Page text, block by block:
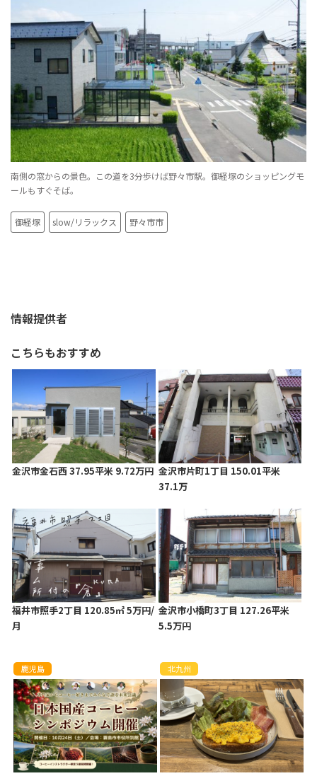
南側の窓からの景色。この道を3分歩けば野々市駅。御経塚のショッピングモ
ールもすぐそば。
御経塚 slow/リラックス 野々市市
情報提供者
こちらもおすすめ
金沢市金石西 37.95平米 9.72万円 金沢市片町1丁目 150.01平米
37.1万
福井市照手2丁目 120.85㎡ 5万円/
月
金沢市小橋町3丁目 127.26平米
5.5万円
鹿児島 北九州